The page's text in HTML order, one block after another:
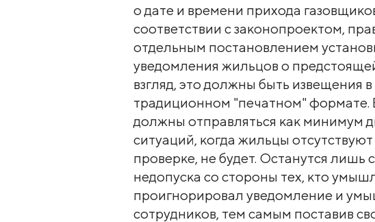
о дате и времени прихода
соответствии с законопроектом,
отдельным постановлением
уведомления жильцов о
взгляд, это должны быть извещения
традиционном "печатном" формате.
должны отправляться как минимум
ситуаций, когда жильцы
проверке, не будет. Останутся лишь
недопуска со стороны тех, кто
проигнорировал уведомление и
сотрудников, тем самым поставив